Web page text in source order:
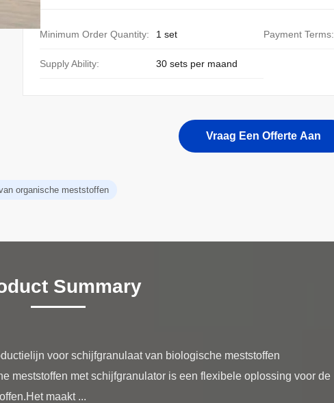
Minimum Order Quantity: 1 set Payment Terms:
Supply Ability: 30 sets per maand
Vraag Een Offerte Aan
organische meststoffen
Summary
voor schijfgranulaat van biologische meststoffen
meststoffen met schijfgranulator is een flexibele oplossing voor de